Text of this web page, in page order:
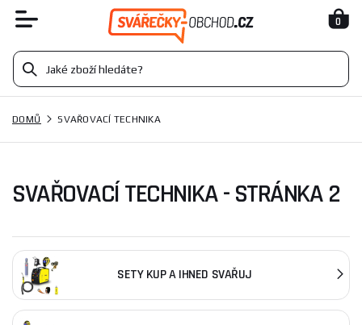
0
DOMŮ SVAŘOVACÍ TECHNIKA
SVAŘOVACÍ TECHNIKA - STRÁNKA 2
SETY KUP A IHNED SVAŘUJ